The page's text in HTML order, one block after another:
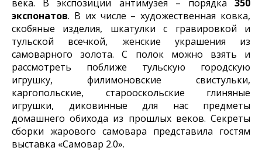
века. В экспозиции антимузея – порядка 350
экспонатов. В их числе – художественная ковка,
скобяные изделия, шкатулки с гравировкой и
тульской всечкой, женские украшения из
самоварного золота. С полок можно взять и
рассмотреть поближе тульскую городскую
игрушку, филимоновские свистульки,
каргопольские, старооскольские глиняные
игрушки, диковинные для нас предметы
домашнего обихода из прошлых веков. Секреты
сборки жарового самовара представила гостям
выставка «Самовар 2.0».